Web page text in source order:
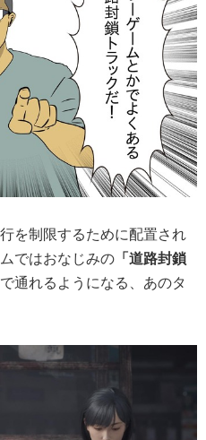
を制限するために配置され
ではおなじみの 「道路封鎖
通れるようになる、あのタ